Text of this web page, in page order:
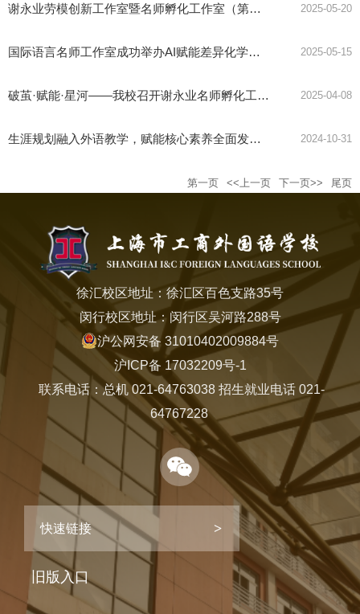
2025-05-20
谢永业劳模创新工作室暨名师孵化工作室（第二期）研修活动简报01
2025-05-15
国际语言名师工作室成功举办AI赋能差异化学习展示活动
2025-04-08
破茧·赋能·星河——我校召开谢永业名师孵化工作室第二期名师工作室主持人遴选会
2024-10-31
生涯规划融入外语教学，赋能核心素养全面发展 —— “外语课程中
第一页 <<上一页 下一页>> 尾页
徐汇校区地址：徐汇区百色支路35号
闵行校区地址：闵行区吴河路288号
沪公网安备 31010402009884号
沪ICP备 17032209号-1
联系电话：总机 021-64763038 招生就业电话 021-
64767228
快速链接
旧版入口